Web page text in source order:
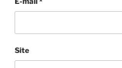
Site